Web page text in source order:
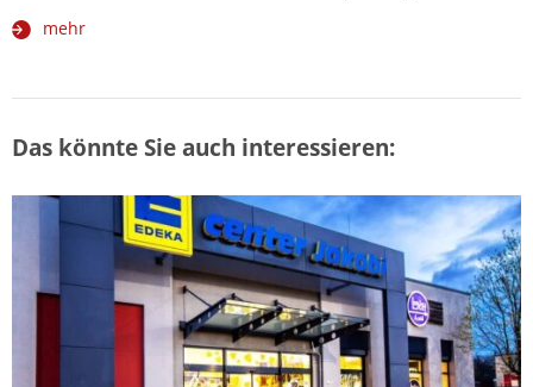
mehr
Das könnte Sie auch interessieren: